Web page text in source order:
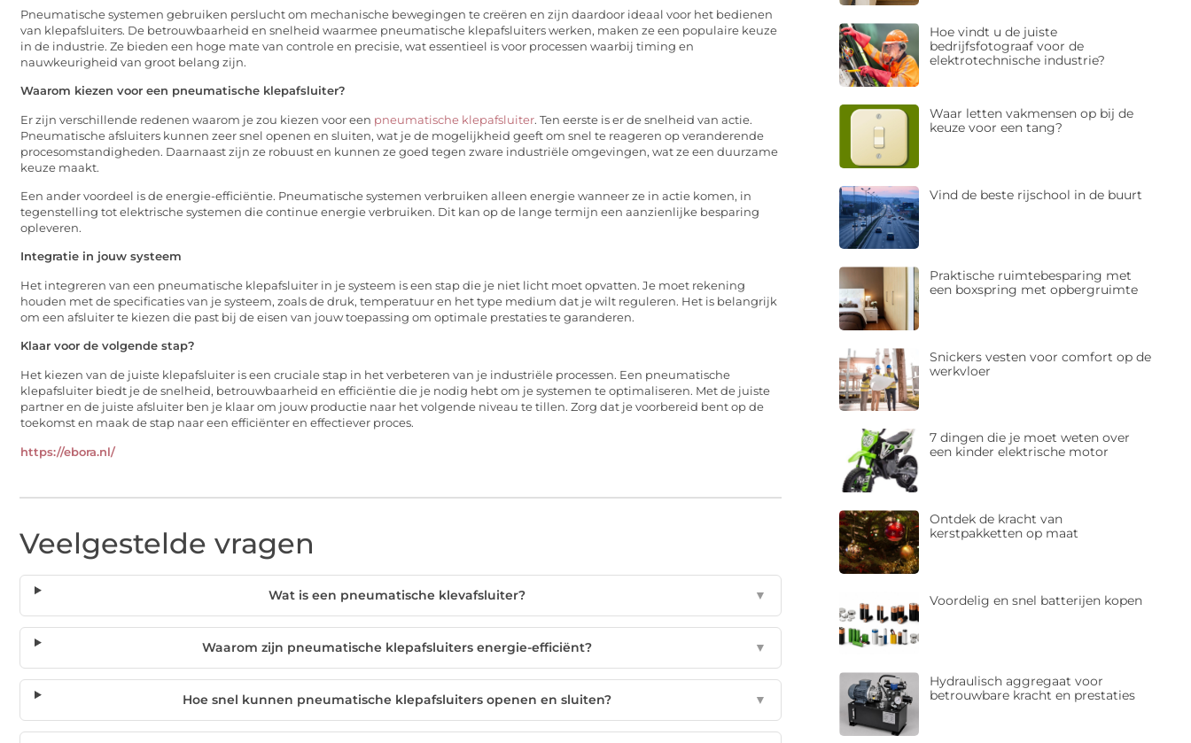
Pneumatische systemen gebruiken perslucht om mechanische bewegingen te creëren en zijn daardoor ideaal voor het bedienen
van klepafsluiters. De betrouwbaarheid en snelheid waarmee pneumatische klepafsluiters werken, maken ze een populaire keuze
in de industrie. Ze bieden een hoge mate van controle en precisie, wat essentieel is voor processen waarbij timing en
nauwkeurigheid van groot belang zijn.
Waarom kiezen voor een pneumatische klepafsluiter?
Er zijn verschillende redenen waarom je zou kiezen voor een pneumatische klepafsluiter. Ten eerste is er de snelheid van actie.
Pneumatische afsluiters kunnen zeer snel openen en sluiten, wat je de mogelijkheid geeft om snel te reageren op veranderende
procesomstandigheden. Daarnaast zijn ze robuust en kunnen ze goed tegen zware industriële omgevingen, wat ze een duurzame
keuze maakt.
Een ander voordeel is de energie-efficiëntie. Pneumatische systemen verbruiken alleen energie wanneer ze in actie komen, in
tegenstelling tot elektrische systemen die continue energie verbruiken. Dit kan op de lange termijn een aanzienlijke besparing
opleveren.
Integratie in jouw systeem
Het integreren van een pneumatische klepafsluiter in je systeem is een stap die je niet licht moet opvatten. Je moet rekening
houden met de specificaties van je systeem, zoals de druk, temperatuur en het type medium dat je wilt reguleren. Het is belangrijk
om een afsluiter te kiezen die past bij de eisen van jouw toepassing om optimale prestaties te garanderen.
Klaar voor de volgende stap?
Het kiezen van de juiste klepafsluiter is een cruciale stap in het verbeteren van je industriële processen. Een pneumatische
klepafsluiter biedt je de snelheid, betrouwbaarheid en efficiëntie die je nodig hebt om je systemen te optimaliseren. Met de juiste
partner en de juiste afsluiter ben je klaar om jouw productie naar het volgende niveau te tillen. Zorg dat je voorbereid bent op de
toekomst en maak de stap naar een efficiënter en effectiever proces.
https://ebora.nl/
Veelgestelde vragen
Wat is een pneumatische klevafsluiter? ▼
Waarom zijn pneumatische klepafsluiters energie-efficiënt? ▼
Hoe snel kunnen pneumatische klepafsluiters openen en sluiten? ▼
Hoe vindt u de juiste
bedrijfsfotograaf voor de
elektrotechnische industrie?
Waar letten vakmensen op bij de
keuze voor een tang?
Vind de beste rijschool in de buurt
Praktische ruimtebesparing met
een boxspring met opbergruimte
Snickers vesten voor comfort op de
werkvloer
7 dingen die je moet weten over
een kinder elektrische motor
Ontdek de kracht van
kerstpakketten op maat
Voordelig en snel batterijen kopen
Hydraulisch aggregaat voor
betrouwbare kracht en prestaties